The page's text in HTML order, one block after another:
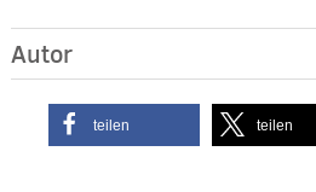
Autor
teilen teilen